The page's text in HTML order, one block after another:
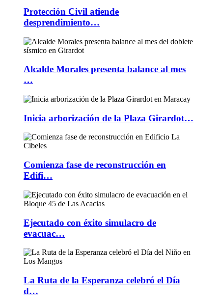
Protección Civil atiende
desprendimiento…
Alcalde Morales presenta balance al mes
…
Inicia arborización de la Plaza Girardot…
Comienza fase de reconstrucción en
Edifi…
Ejecutado con éxito simulacro de
evacuac…
La Ruta de la Esperanza celebró el Día
d…